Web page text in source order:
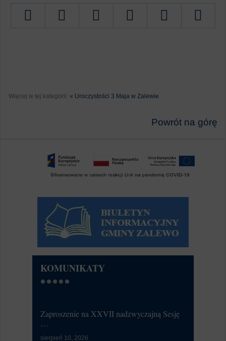
Więcej w tej kategorii: « Uroczystości 3 Maja w Zalewie
Powrót na górę
KOMUNIKATY
Zaproszenie na XXVII nadzwyczajną Sesję
…
sierpień 10, 2026